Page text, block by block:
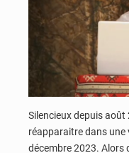
Silencieux depuis
réapparaitre dans une
décembre 2023. Alors